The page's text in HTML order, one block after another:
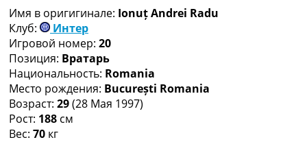
Другие Турниры >>>
Таблицы
Таблицы групп Чемпионата Мира
Украина. Премьер-Лига
Украина. Первая Лига
Лига Чемпионов. Таблицы групп
Англия. Премьер-Лига
Испания. Ла Лига
Имя в оригигинале: Ionuț Andrei Radu
Клуб:
Интер
Игровой номер: 20
Позиция: Вратарь
Национальность: Romania
Место рождения: București Romania
Возраст: 29(28 Мая 1997)
Рост: 188 см
Вес: 70 кг